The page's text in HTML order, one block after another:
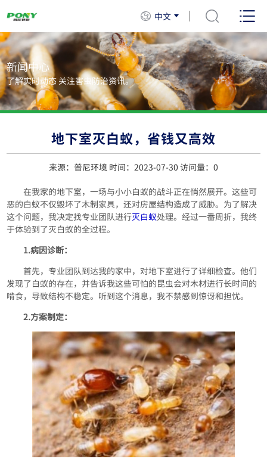
中文
新闻中心
了解实时动态 关注害虫防治资讯。
地下室灭白蚁，省钱又高效
来源：普尼环境 时间：2023-07-30 访问量： 0
在我家的地下室，一场与小小白蚁的战斗正在悄然展开。这些可
恶的白蚁不仅毁坏了木制家具，还对房屋结构造成了威胁。为了解决
这个问题，我决定找专业团队进行灭白蚁处理。经过一番周折，我终
于体验到了灭白蚁的全过程。
1.病因诊断：
首先，专业团队到达我的家中，对地下室进行了详细检查。他们
发现了白蚁的存在，并告诉我这些可怕的昆虫会对木材进行长时间的
啃食，导致结构不稳定。听到这个消息，我不禁感到惊讶和担忧。
2.方案制定：